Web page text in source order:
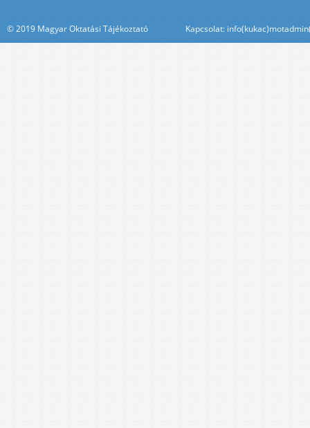
© 2019 Magyar Oktatási Tájékoztató Kapcsolat: